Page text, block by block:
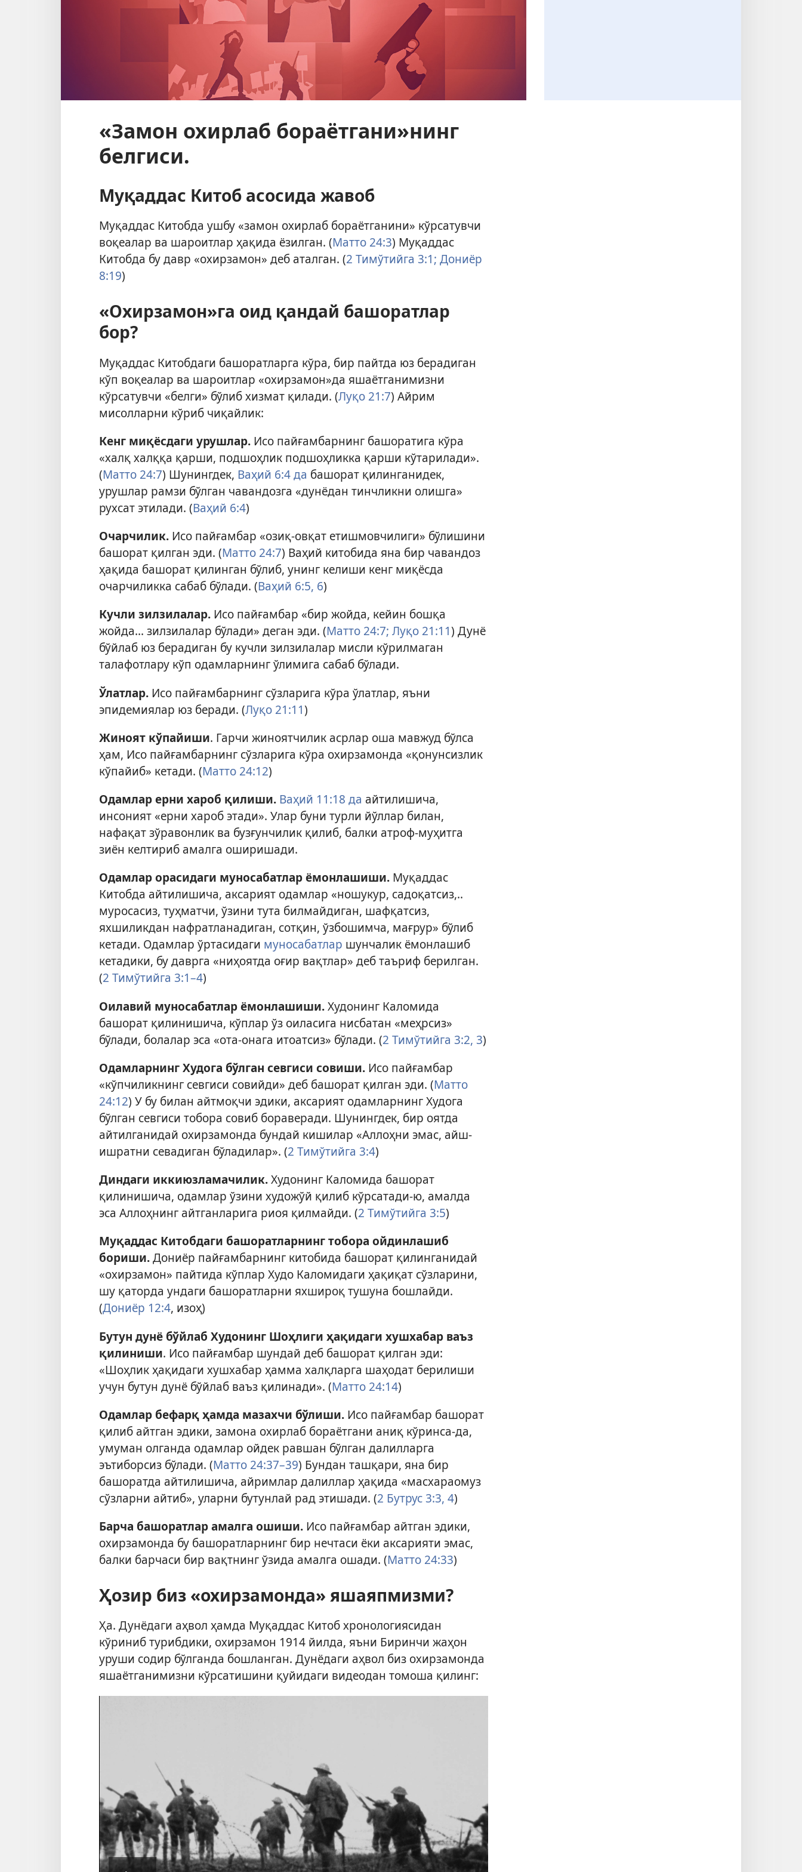
«Замон охирлаб бораётгани»нинг
белгиси.
Муқаддас Китоб асосида жавоб
Муқаддас Китобда ушбу «замон охирлаб бораётганини» кўрсатувчи
воқеалар ва шароитлар ҳақида ёзилган. (Матто 24:3) Муқаддас
Китобда бу давр «охирзамон» деб аталган. (2 Тимўтийга 3:1; Дониёр
8:19)
«Охирзамон»га оид қандай башоратлар
бор?
Муқаддас Китобдаги башоратларга кўра, бир пайтда юз берадиган
кўп воқеалар ва шароитлар «охирзамон»да яшаётганимизни
кўрсатувчи «белги» бўлиб хизмат қилади. (Луқо 21:7) Айрим
мисолларни кўриб чиқайлик:
Кенг миқёсдаги урушлар. Исо пайғамбарнинг башоратига кўра
«халқ халққа қарши, подшоҳлик подшоҳликка қарши кўтарилади».
(Матто 24:7) Шунингдек, Ваҳий 6:4 да башорат қилинганидек,
урушлар рамзи бўлган чавандозга «дунёдан тинчликни олишга»
рухсат этилади. (Ваҳий 6:4)
Очарчилик. Исо пайғамбар «озиқ-овқат етишмовчилиги» бўлишини
башорат қилган эди. (Матто 24:7) Ваҳий китобида яна бир чавандоз
ҳақида башорат қилинган бўлиб, унинг келиши кенг миқёсда
очарчиликка сабаб бўлади. (Ваҳий 6:5, 6)
Кучли зилзилалар. Исо пайғамбар «бир жойда, кейин бошқа
жойда... зилзилалар бўлади» деган эди. (Матто 24:7; Луқо 21:11) Дунё
бўйлаб юз берадиган бу кучли зилзилалар мисли кўрилмаган
талафотлару кўп одамларнинг ўлимига сабаб бўлади.
Ўлатлар. Исо пайғамбарнинг сўзларига кўра ўлатлар, яъни
эпидемиялар юз беради. (Луқо 21:11)
Жиноят кўпайиши. Гарчи жиноятчилик асрлар оша мавжуд бўлса
ҳам, Исо пайғамбарнинг сўзларига кўра охирзамонда «қонунсизлик
кўпайиб» кетади. (Матто 24:12)
Одамлар ерни хароб қилиши. Ваҳий 11:18 да айтилишича,
инсоният «ерни хароб этади». Улар буни турли йўллар билан,
нафақат зўравонлик ва бузғунчилик қилиб, балки атроф-муҳитга
зиён келтириб амалга оширишади.
Одамлар орасидаги муносабатлар ёмонлашиши. Муқаддас
Китобда айтилишича, аксарият одамлар «ношукур, садоқатсиз,..
муросасиз, туҳматчи, ўзини тута билмайдиган, шафқатсиз,
яхшиликдан нафратланадиган, сотқин, ўзбошимча, мағрур» бўлиб
кетади. Одамлар ўртасидаги муносабатлар шунчалик ёмонлашиб
кетадики, бу даврга «ниҳоятда оғир вақтлар» деб таъриф берилган.
(2 Тимўтийга 3:1–4)
Оилавий муносабатлар ёмонлашиши.Худонинг Каломида
башорат қилинишича, кўплар ўз оиласига нисбатан «меҳрсиз»
бўлади, болалар эса «ота-онага итоатсиз» бўлади. (2 Тимўтийга 3:2, 3)
Одамларнинг Худога бўлган севгиси совиши. Исо пайғамбар
«кўпчиликнинг севгиси совийди» деб башорат қилган эди. (Матто
24:12) У бу билан айтмоқчи эдики, аксарият одамларнинг Худога
бўлган севгиси тобора совиб бораверади. Шунингдек, бир оятда
айтилганидай охирзамонда бундай кишилар «Аллоҳни эмас, айш-
ишратни севадиган бўладилар». (2 Тимўтийга 3:4)
Диндаги иккиюзламачилик.Худонинг Каломида башорат
қилинишича, одамлар ўзини художўй қилиб кўрсатади-ю, амалда
эса Аллоҳнинг айтганларига риоя қилмайди. (2 Тимўтийга 3:5)
Муқаддас Китобдаги башоратларнинг тобора ойдинлашиб
бориши.Дониёр пайғамбарнинг китобида башорат қилинганидай
«охирзамон» пайтида кўплар Худо Каломидаги ҳақиқат сўзларини,
шу қаторда ундаги башоратларни яхшироқ тушуна бошлайди.
(Дониёр 12:4, изоҳ)
Бутун дунё бўйлаб Худонинг Шоҳлиги ҳақидаги хушхабар ваъз
қилиниши. Исо пайғамбар шундай деб башорат қилган эди:
«Шоҳлик ҳақидаги хушхабар ҳамма халқларга шаҳодат берилиши
учун бутун дунё бўйлаб ваъз қилинади». (Матто 24:14)
Одамлар бефарқ ҳамда мазахчи бўлиши. Исо пайғамбар башорат
қилиб айтган эдики, замона охирлаб бораётгани аниқ кўринса-да,
умуман олганда одамлар ойдек равшан бўлган далилларга
эътиборсиз бўлади. (Матто 24:37–39) Бундан ташқари, яна бир
башоратда айтилишича, айримлар далиллар ҳақида «масхараомуз
сўзларни айтиб», уларни бутунлай рад этишади. (2 Бутрус 3:3, 4)
Барча башоратлар амалга ошиши. Исо пайғамбар айтган эдики,
охирзамонда бу башоратларнинг бир нечтаси ёки аксарияти эмас,
балки барчаси бир вақтнинг ўзида амалга ошади. (Матто 24:33)
Ҳозир биз «охирзамонда» яшаяпмизми?
Ҳа. Дунёдаги аҳвол ҳамда Муқаддас Китоб хронологиясидан
кўриниб турибдики, охирзамон 1914 йилда, яъни Биринчи жаҳон
уруши содир бўлганда бошланган. Дунёдаги аҳвол биз охирзамонда
яшаётганимизни кўрсатишини қуйидаги видеодан томоша қилинг: